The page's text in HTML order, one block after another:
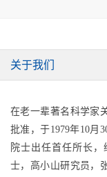
关于我们
在老一辈著名科学家
批准，于1979年10月
院士出任首任所长
士，高小山研究员，